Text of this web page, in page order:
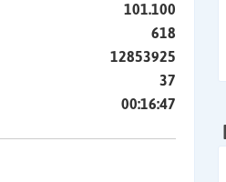
101.100
618
12853925
37
00:16:47